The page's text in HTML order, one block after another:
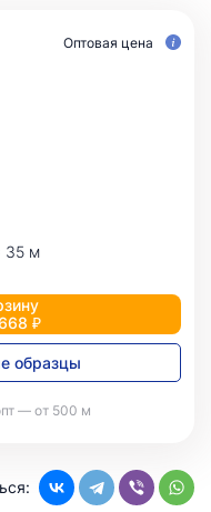
Оптовая цена
35 м
₽
образцы
— от 500 м